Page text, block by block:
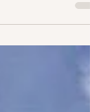
imposti e...